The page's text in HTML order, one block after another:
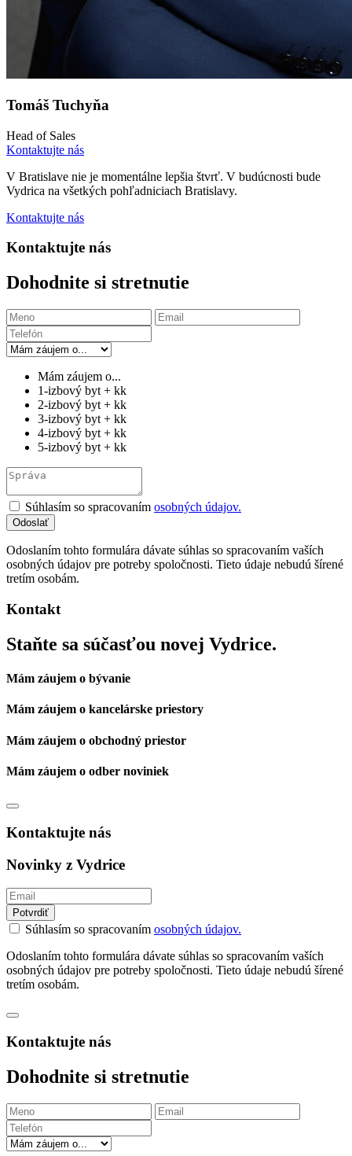
Tomáš Tuchyňa
Head of Sales
Kontaktujte nás
V Bratislave nie je momentálne lepšia štvrť. V budúcnosti bude
Vydrica na všetkých pohľadniciach Bratislavy.
Kontaktujte nás
Kontaktujte nás
Dohodnite si stretnutie
Mám záujem o...
1-izbový byt + kk
2-izbový byt + kk
3-izbový byt + kk
4-izbový byt + kk
5-izbový byt + kk
Súhlasím so spracovaním osobných údajov.
Odoslaním tohto formulára dávate súhlas so spracovaním vaších
osobných údajov pre potreby spoločnosti. Tieto údaje nebudú šírené
tretím osobám.
Kontakt
Staňte sa súčasťou novej Vydrice.
Mám záujem o bývanie
Mám záujem o kancelárske priestory
Mám záujem o obchodný priestor
Mám záujem o odber noviniek
Kontaktujte nás
Novinky z Vydrice
Potvrdiť
Súhlasím so spracovaním osobných údajov.
Odoslaním tohto formulára dávate súhlas so spracovaním vaších
osobných údajov pre potreby spoločnosti. Tieto údaje nebudú šírené
tretím osobám.
Kontaktujte nás
Dohodnite si stretnutie